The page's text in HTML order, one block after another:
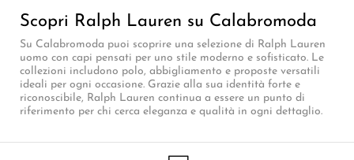
Scopri Ralph Lauren su Calabromoda
Su Calabromoda puoi scoprire una selezione di Ralph Lauren
uomo con capi pensati per uno stile moderno e sofisticato. Le
collezioni includono polo, abbigliamento e proposte versatili
ideali per ogni occasione. Grazie alla sua identità forte e
riconoscibile, Ralph Lauren continua a essere un punto di
riferimento per chi cerca eleganza e qualità in ogni dettaglio.